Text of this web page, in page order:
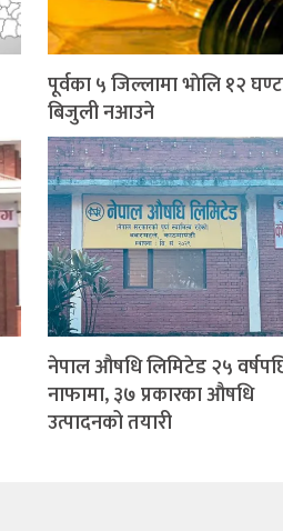
पूर्वका ५ जिल्लामा भाेलि १२
बिजुली नआउने
नेपाल औषधि लिमिटेड २५
नाफामा, ३७ प्रकारका औषधि
उत्पादनको तयारी